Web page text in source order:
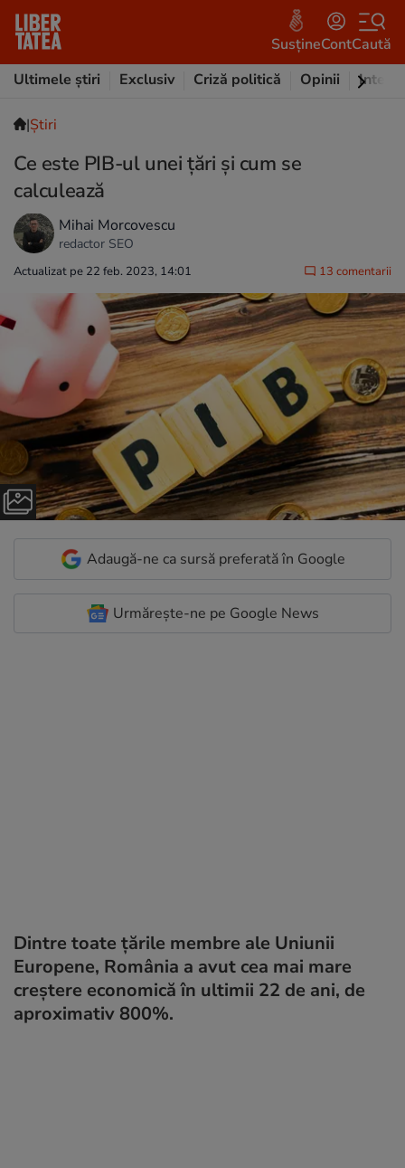
SusțineContCaută
Ultimele știri
Exclusiv Criză politică Opinii
|Ştiri
Ce este PIB-ul unei țări şi cum se
calculează
Mihai Morcovescu
redactor SEO
Actualizat pe 22 feb. 2023, 14:01 13 comentarii
Adaugă-ne ca sursă preferată în Google
Urmărește-ne pe Google News
Dintre toate țările membre ale Uniunii
Europene, România a avut cea mai mare
creștere economică în ultimii 22 de ani, de
aproximativ 800%.